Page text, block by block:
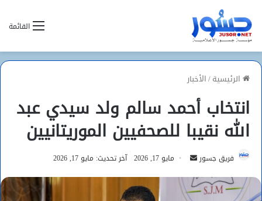
القائمة
الرئيسية/الأخبار
انتخاب أحمد سالم ولد سيدي عبد
الله نقيبا للصحفيين الموريتانيين
فريق جسور
أرسل
إلكترونيا
مايو 17, 2026 آخر تحديث: مايو 17, 2026